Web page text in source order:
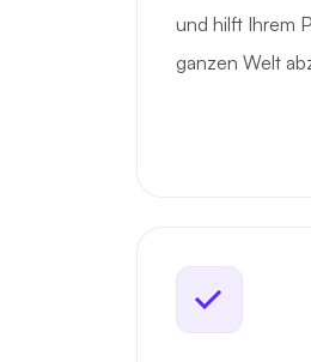
und hilft Ihrem
ganzen Welt